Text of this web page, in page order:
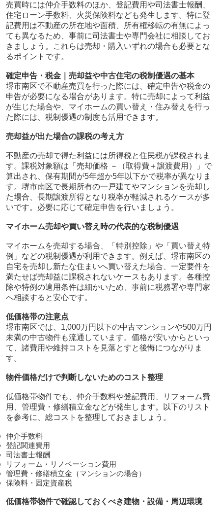
売買時には仲介手数料のほか、登記費用や司法書士報酬、
住宅ローン手数料、火災保険料なども発生します。特に登
記費用は不動産の所在地や面積、所有権移転の有無によっ
ても異なるため、事前に司法書士や専門会社に相談してお
きましょう。これらは売却・購入いずれの場合も必要とな
るポイントです。
確定申告・税金｜売却益や中古住宅の税制優遇の基本
堺市南区で不動産売買を行った際には、確定申告や税金の
申告が必要になる場合があります。特に売却によって利益
が生じた場合や、マイホームの買い替え・住み替えを行っ
た際には、税制優遇の制度も活用できます。
売却益が出た場合の課税の考え方
不動産の売却で得た利益には所得税と住民税が課税されま
す。課税対象額は「売却価格 －（取得費＋譲渡費用）」で
算出され、保有期間が5年超か5年以下かで税率が異なりま
す。堺市南区で長期所有の一戸建てやマンションを売却し
た場合、長期譲渡所得となり税率が軽減されるケースが多
いです。必要に応じて確定申告を行いましょう。
マイホーム売却や買い替え時の代表的な税制優遇
マイホームを売却する場合、「特別控除」や「買い替え特
例」などの税制優遇が利用できます。例えば、堺市南区の
自宅を売却し新たな住まいへ買い替えた場合、一定要件を
満たせば売却益に課税されないケースもあります。各種控
除や特例の適用条件は細かいため、事前に税務署や専門家
へ相談すると安心です。
低価格帯の注意点
堺市南区では、1,000万円以下の中古マンションや500万円
未満の中古物件も流通しています。価格が安いからといっ
て、諸費用や維持コストを見落とすと後悔につながりま
す。
物件価格だけで判断しないためのコスト整理
低価格帯物件でも、仲介手数料や登記費用、リフォーム費
用、管理費・修繕積立金などが発生します。以下のリスト
を参考に、総コストを整理しておきましょう。
仲介手数料
登記関連費用
司法書士報酬
リフォーム・リノベーション費用
管理費・修繕積立金（マンションの場合）
保険料・固定資産税
低価格帯物件で確認しておくべき建物・設備・周辺環境